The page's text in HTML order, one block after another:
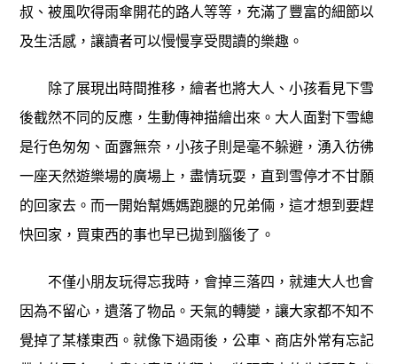
叔、被風吹得雨傘開花的路人等等，充滿了豐富的細節以
及生活感，讓讀者可以慢慢享受閱讀的樂趣。
除了展現出時間推移，繪者也將大人、小孩看見下雪
後截然不同的反應，生動傳神描繪出來。大人面對下雪總
是行色匆匆、面露無奈，小孩子則是毫不躲避，湧入彷彿
一座天然遊樂場的廣場上，盡情玩耍，直到雪停才不甘願
的回家去。而一開始幫媽媽跑腿的兄弟倆，這才想到要趕
快回家，買東西的事也早已拋到腦後了。
不僅小朋友玩得忘我時，會掉三落四，就連大人也會
因為不留心，遺落了物品。天氣的轉變，讓大家都不知不
覺掉了某樣東西。就像下過雨後，公車、商店外常有忘記